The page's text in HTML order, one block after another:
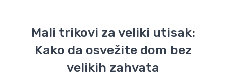
Mali trikovi za veliki utisak:
Kako da osvežite dom bez
velikih zahvata